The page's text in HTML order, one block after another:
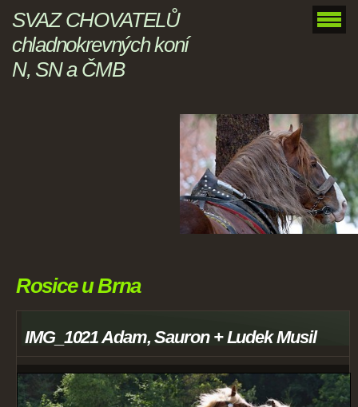
SVAZ CHOVATELŮ
chladnokrevných koní
N, SN a ČMB
Rosice u Brna
IMG_1021 Adam, Sauron + Ludek Musil